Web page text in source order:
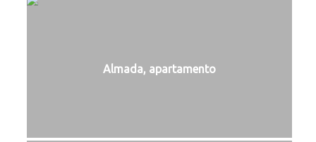
Almada, apartamento